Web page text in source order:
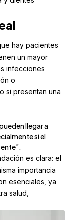
hay pacientes
un mayor
infecciones
o
si presentan una
llegar a
si el
es clara: el
importancia
esenciales, ya
salud,